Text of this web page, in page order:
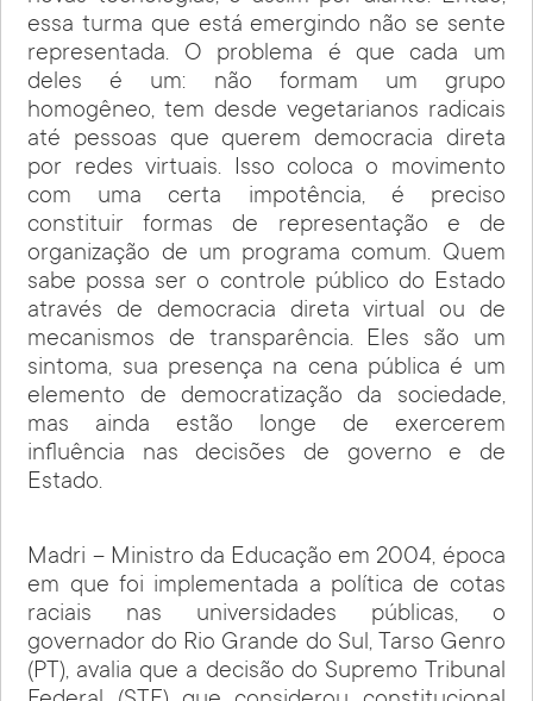
essa turma que está emergindo não se sente
representada. O problema é que cada um
deles é um: não formam um grupo
homogêneo, tem desde vegetarianos radicais
até pessoas que querem democracia direta
por redes virtuais. Isso coloca o movimento
com uma certa impotência, é preciso
constituir formas de representação e de
organização de um programa comum. Quem
sabe possa ser o controle público do Estado
através de democracia direta virtual ou de
mecanismos de transparência. Eles são um
sintoma, sua presença na cena pública é um
elemento de democratização da sociedade,
mas ainda estão longe de exercerem
influência nas decisões de governo e de
Estado.
Madri – Ministro da Educação em 2004, época
em que foi implementada a política de cotas
raciais nas universidades públicas, o
governador do Rio Grande do Sul, Tarso Genro
(PT), avalia que a decisão do Supremo Tribunal